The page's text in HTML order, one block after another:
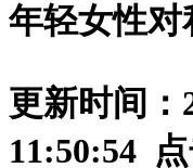
年轻女性
更新时间：
11:50:54 点